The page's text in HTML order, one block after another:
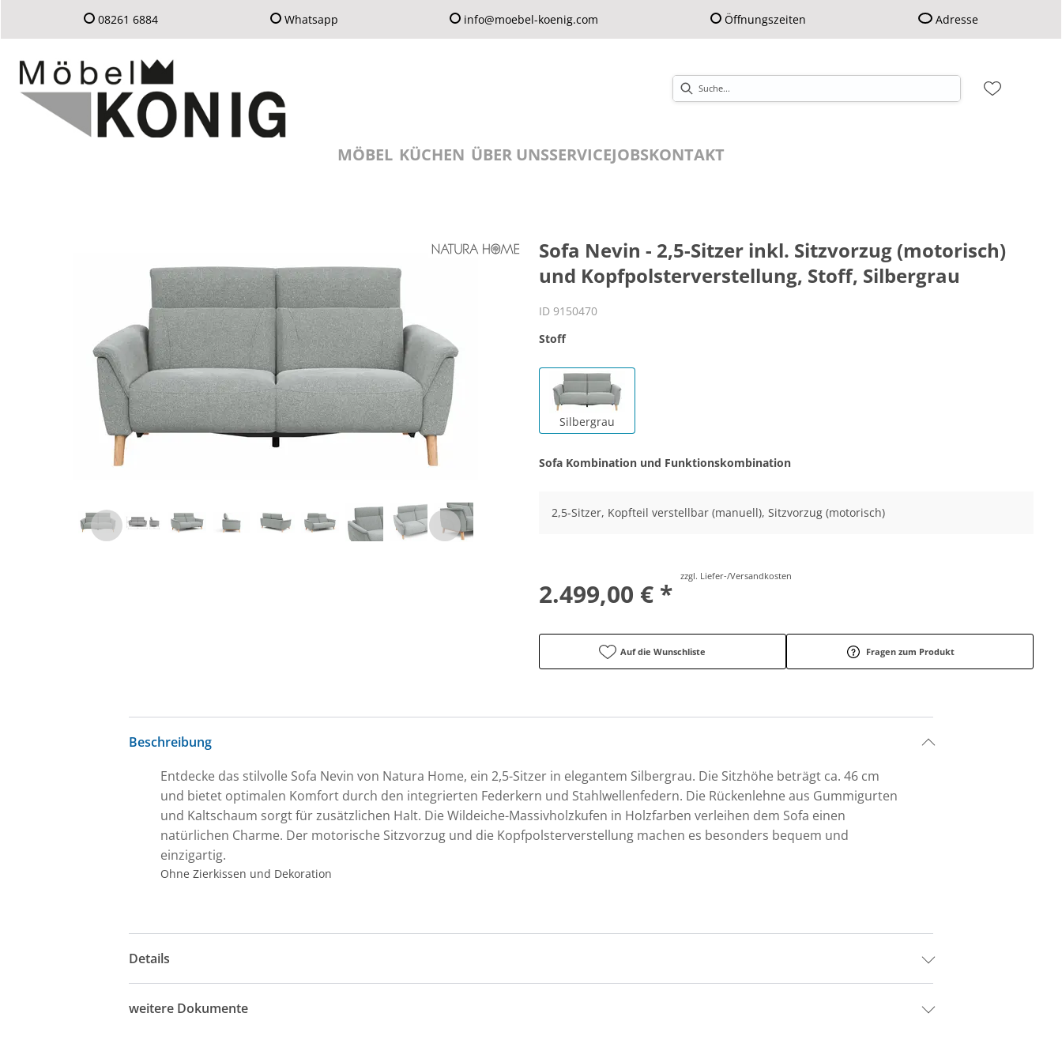
08261 6884 Whatsapp info@moebel-koenig.com Öffnungszeiten Adresse
MÖBEL KÜCHEN ÜBER UNSSERVICEJOBSKONTAKT
Sofa Nevin - 2,5-Sitzer inkl. Sitzvorzug (motorisch)
und Kopfpolsterverstellung, Stoff, Silbergrau
ID 9150470
Stoff
Silbergrau
Sofa Kombination und Funktionskombination
2,5-Sitzer, Kopfteil verstellbar (manuell), Sitzvorzug (motorisch)
2.499,00 € *
zzgl. Liefer-/Versandkosten
Auf die Wunschliste Fragen zum Produkt
Beschreibung
Entdecke das stilvolle Sofa Nevin von Natura Home, ein 2,5-Sitzer in elegantem Silbergrau. Die Sitzhöhe beträgt ca. 46 cm
und bietet optimalen Komfort durch den integrierten Federkern und Stahlwellenfedern. Die Rückenlehne aus Gummigurten
und Kaltschaum sorgt für zusätzlichen Halt. Die Wildeiche-Massivholzkufen in Holzfarben verleihen dem Sofa einen
natürlichen Charme. Der motorische Sitzvorzug und die Kopfpolsterverstellung machen es besonders bequem und
einzigartig.
Ohne Zierkissen und Dekoration
Details
weitere Dokumente